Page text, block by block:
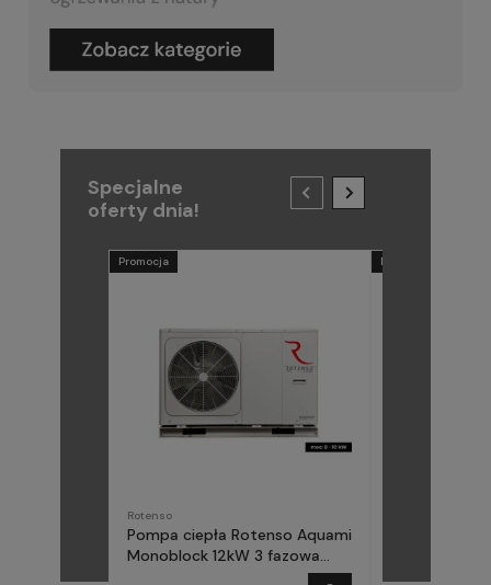
Specjalne
oferty dnia!
Rotenso
Pompa ciepła Rotenso Aquami
Monoblock 12kW 3 fazowa
Promocja Promocja